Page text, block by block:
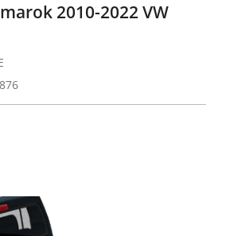
2010-2022 VW